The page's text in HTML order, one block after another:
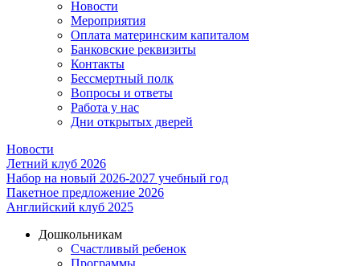
Новости
Мероприятия
Оплата материнским капиталом
Банковские реквизиты
Контакты
Бессмертный полк
Вопросы и ответы
Работа у нас
Дни открытых дверей
Новости
Летний клуб 2026
Набор на новый 2026-2027 учебный год
Пакетное предложение 2026
Английский клуб 2025
Дошкольникам
Счастливый ребенок